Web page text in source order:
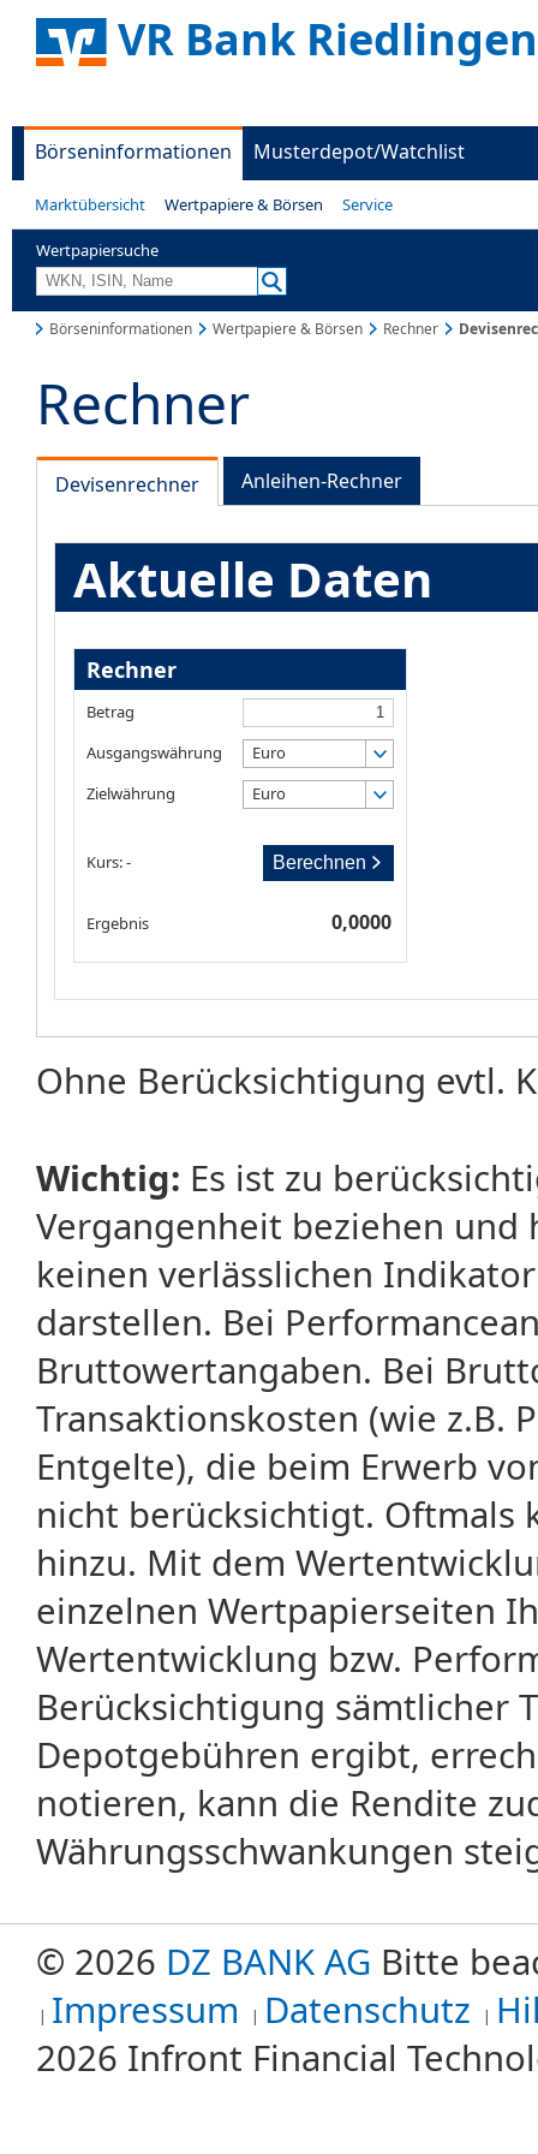
VR Bank
Börseninformationen Musterdepot/Watchlist
Marktübersicht Wertpapiere & Börsen Service
Wertpapiersuche
Börseninformationen Wertpapiere & Börsen Rechner
Rechner
Devisenrechner Anleihen-Rechner
Aktuelle Daten
Rechner
Betrag
Ausgangswährung
Euro
Zielwährung
Euro
Kurs: - Berechnen
Ergebnis 0,0000
Ohne Berücksichtigung evtl.
Wichtig: Es ist zu
Vergangenheit beziehen
keinen verlässlichen
darstellen. Bei
Bruttowertangaben. Bei
Transaktionskosten (wie z.B.
Entgelte), die beim Erwerb
nicht berücksichtigt. Oftmals
hinzu. Mit dem
einzelnen Wertpapierseiten
Wertentwicklung bzw.
Berücksichtigung sämtlicher
Depotgebühren ergibt,
notieren, kann die Rendite
Währungsschwankungen
© 2026 DZ BANK AG Bitte
Impressum
Datenschutz
2026 Infront Financial